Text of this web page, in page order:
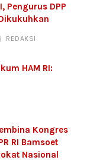
Pengurus DPP
REDAKSI
HAM RI:
Kongres
RI Bamsoet
Nasional